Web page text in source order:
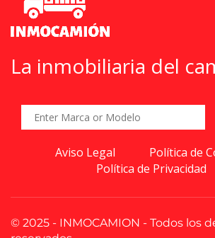
La inmobiliaria del
Aviso Legal
Política de
Política de Privacidad
© 2025 - INMOCAMION - Todos los